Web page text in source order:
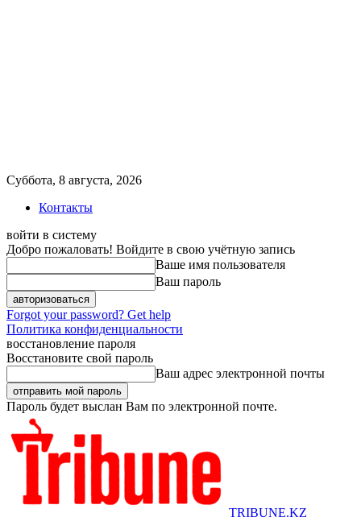
Суббота, 8 августа, 2026
Контакты
войти в систему
Добро пожаловать! Войдите в свою учётную запись
Ваше имя пользователя
Ваш пароль
Forgot your password? Get help
Политика конфиденциальности
восстановление пароля
Восстановите свой пароль
Ваш адрес электронной почты
Пароль будет выслан Вам по электронной почте.
TRIBUNE.KZ